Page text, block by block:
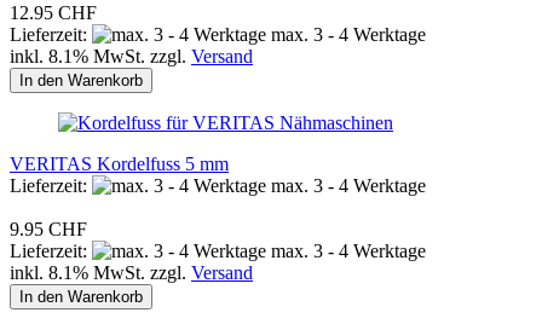
12.95 CHF
Lieferzeit:
max. 3 - 4 Werktage
inkl. 8.1% MwSt. zzgl. Versand
In den Warenkorb
VERITAS Kordelfuss 5 mm
Lieferzeit:
max. 3 - 4 Werktage
9.95 CHF
Lieferzeit:
max. 3 - 4 Werktage
inkl. 8.1% MwSt. zzgl. Versand
In den Warenkorb